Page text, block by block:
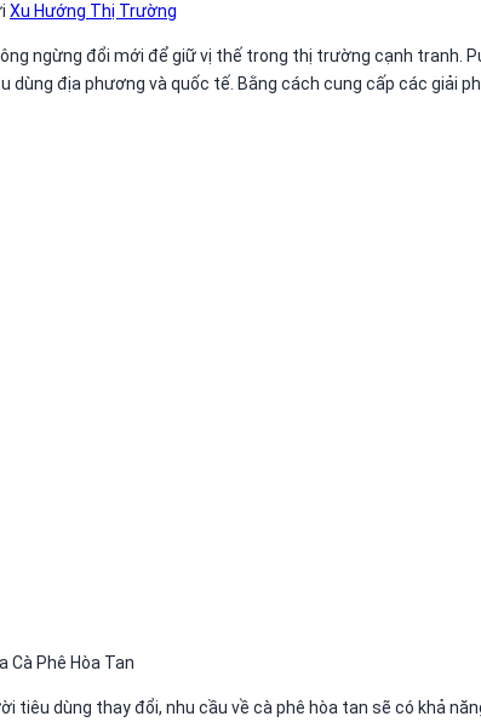
Xu Hướng Thị Trường
ngừng đổi mới để giữ vị thế trong thị trường cạnh tranh.
dùng địa phương và quốc tế. Bằng cách cung cấp các giải
Cà Phê Hòa Tan
tiêu dùng thay đổi, nhu cầu về cà phê hòa tan sẽ có khả